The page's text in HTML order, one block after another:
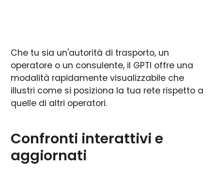
Che tu sia un'autorità di trasporto, un
operatore o un consulente, il GPTI offre una
modalità rapidamente visualizzabile che
illustri come si posiziona la tua rete rispetto a
quelle di altri operatori.
Confronti interattivi e
aggiornati